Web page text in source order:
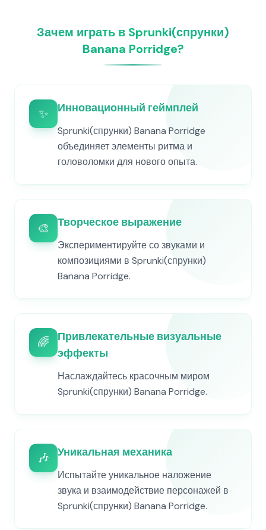
Зачем играть в Sprunki(спрунки)
Banana Porridge?
✨ Инновационный геймплей
Sprunki(спрунки) Banana Porridge
объединяет элементы ритма и
головоломки для нового опыта.
🎨 Творческое выражение
Экспериментируйте со звуками и
композициями в Sprunki(спрунки)
Banana Porridge.
🌈
Привлекательные визуальные
эффекты
Наслаждайтесь красочным миром
Sprunki(спрунки) Banana Porridge.
🎶 Уникальная механика
Испытайте уникальное наложение
звука и взаимодействие персонажей в
Sprunki(спрунки) Banana Porridge.